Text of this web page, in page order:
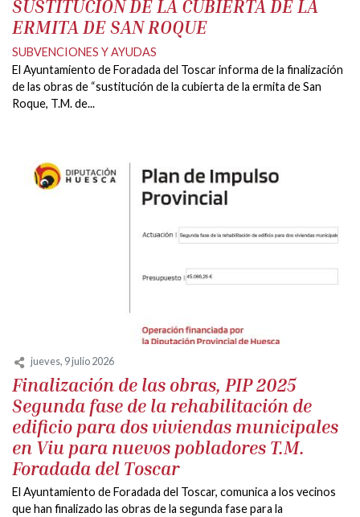
SUSTITUCIÓN DE LA CUBIERTA DE LA
ERMITA DE SAN ROQUE
SUBVENCIONES Y AYUDAS
El Ayuntamiento de Foradada del Toscar informa de la finalización
de las obras de “sustitución de la cubierta de la ermita de San
Roque, T.M. de...
jueves, 9 julio 2026
Finalización de las obras, PIP 2025
Segunda fase de la rehabilitación de
edificio para dos viviendas municipales
en Viu para nuevos pobladores T.M.
Foradada del Toscar
El Ayuntamiento de Foradada del Toscar, comunica a los vecinos
que han finalizado las obras de la segunda fase para la